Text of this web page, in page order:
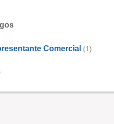
Comercial (1)